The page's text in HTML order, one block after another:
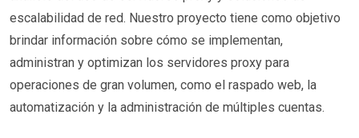
escalabilidad de red. Nuestro proyecto tiene como objetivo
brindar información sobre cómo se implementan,
administran y optimizan los servidores proxy para
operaciones de gran volumen, como el raspado web, la
automatización y la administración de múltiples cuentas.